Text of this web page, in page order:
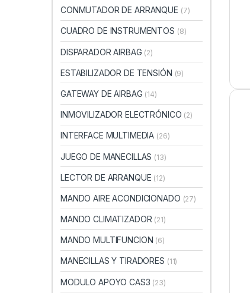
CONMUTADOR DE ARRANQUE (7)
CUADRO DE INSTRUMENTOS (8)
DISPARADOR AIRBAG (2)
ESTABILIZADOR DE TENSIÓN (9)
GATEWAY DE AIRBAG (14)
INMOVILIZADOR ELECTRÓNICO (2)
INTERFACE MULTIMEDIA (26)
JUEGO DE MANECILLAS (13)
LECTOR DE ARRANQUE (12)
MANDO AIRE ACONDICIONADO (27)
MANDO CLIMATIZADOR (21)
MANDO MULTIFUNCION (6)
MANECILLAS Y TIRADORES (11)
MODULO APOYO CAS3 (23)